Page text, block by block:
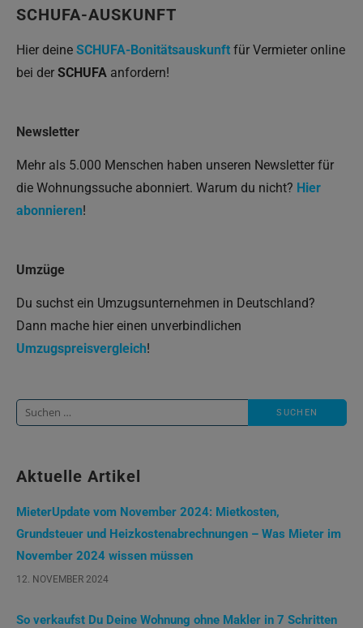
SCHUFA-AUSKUNFT
Hier deine SCHUFA-Bonitätsauskunft für Vermieter online
bei der SCHUFA anfordern!
Newsletter
Mehr als 5.000 Menschen haben unseren Newsletter für
die Wohnungssuche abonniert. Warum du nicht? Hier
abonnieren!
Umzüge
Du suchst ein Umzugsunternehmen in Deutschland?
Dann mache hier einen unverbindlichen
Umzugspreisvergleich!
Suche
Aktuelle Artikel
MieterUpdate vom November 2024: Mietkosten,
Grundsteuer und Heizkostenabrechnungen – Was Mieter im
November 2024 wissen müssen
12. NOVEMBER 2024
So verkaufst Du Deine Wohnung ohne Makler in 7 Schritten